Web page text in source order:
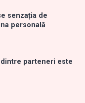
senzația de
personală
parteneri este